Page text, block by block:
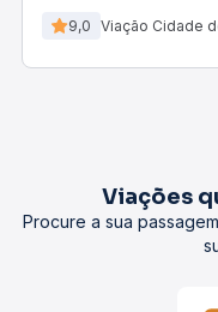
9,0 Viação Cidade
Viações
Procure a sua